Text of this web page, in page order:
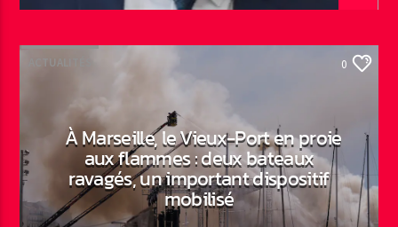
ACTUALITÉS 0
À Marseille, le Vieux-Port en proie
aux flammes : deux bateaux
ravagés, un important dispositif
mobilisé